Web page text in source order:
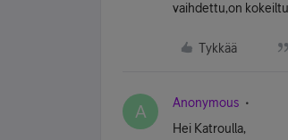
vaihdettu,on
Tykkää
A Anonymous
Hei Katroulla,